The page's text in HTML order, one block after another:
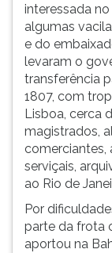
interessada
algumas
e do
levaram o
transferência
1807, com
Lisboa, cerca
magistrados,
comerciantes,
serviçais,
ao Rio de
Por
parte da frota
aportou na